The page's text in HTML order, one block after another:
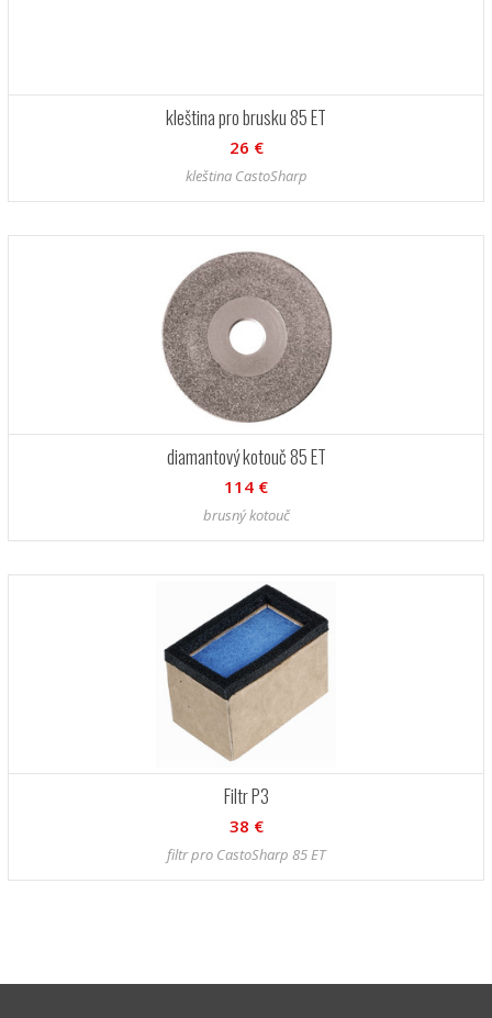
kleština pro brusku 85 ET
26 €
kleština CastoSharp
diamantový kotouč 85 ET
114 €
brusný kotouč
Filtr P3
38 €
filtr pro CastoSharp 85 ET